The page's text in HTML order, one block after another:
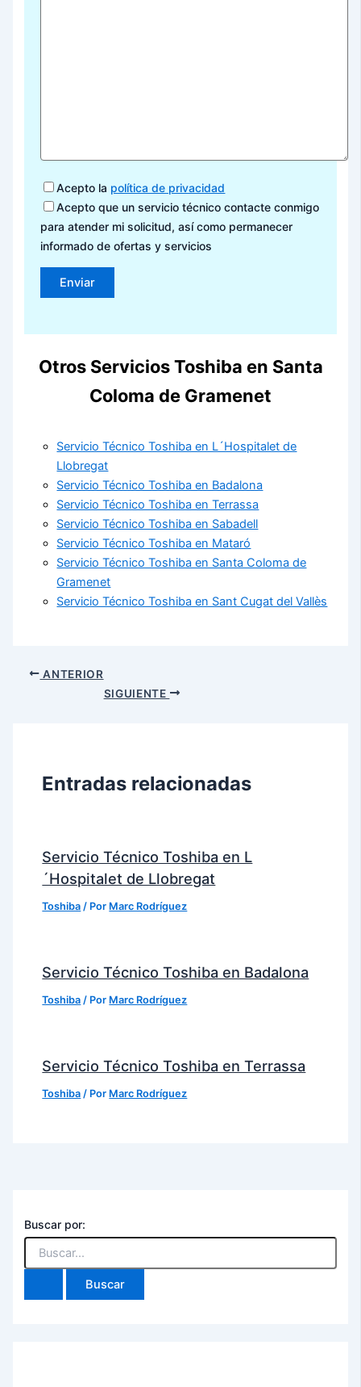
Acepto la política de privacidad
Acepto que un servicio técnico contacte conmigo
para atender mi solicitud, así como permanecer
informado de ofertas y servicios
Otros Servicios Toshiba en Santa
Coloma de Gramenet
Servicio Técnico Toshiba en L´Hospitalet de
Llobregat
Servicio Técnico Toshiba en Badalona
Servicio Técnico Toshiba en Terrassa
Servicio Técnico Toshiba en Sabadell
Servicio Técnico Toshiba en Mataró
Servicio Técnico Toshiba en Santa Coloma de
Gramenet
Servicio Técnico Toshiba en Sant Cugat del Vallès
ANTERIOR
SIGUIENTE
Entradas relacionadas
Servicio Técnico Toshiba en L
´Hospitalet de Llobregat
Toshiba / Por Marc Rodríguez
Servicio Técnico Toshiba en Badalona
Toshiba / Por Marc Rodríguez
Servicio Técnico Toshiba en Terrassa
Toshiba / Por Marc Rodríguez
Buscar por: